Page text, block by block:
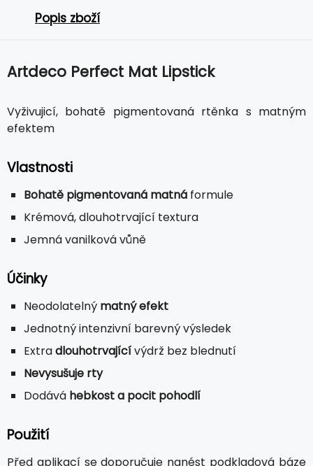
Popis zboží
Artdeco Perfect Mat Lipstick
Vyživujicí, bohatě pigmentovaná rtěnka s matným
efektem
Vlastnosti
Bohatě pigmentovaná matná formule
Krémová, dlouhotrvající textura
Jemná vanilková vůně
Účinky
Neodolatelný matný efekt
Jednotný intenzivní barevný výsledek
Extradlouhotrvajícívýdrž bez blednutí
Nevysušuje rty
Dodává hebkost a pocit pohodlí
Použití
Před aplikací se doporučuje nanést podkladová báze